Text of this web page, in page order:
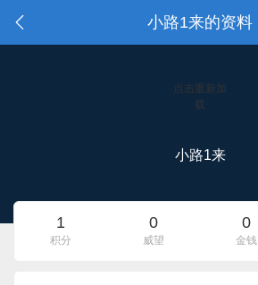
小路1来的资料
点击重新加
载
小路1来
1
积分
0
威望
0
金钱